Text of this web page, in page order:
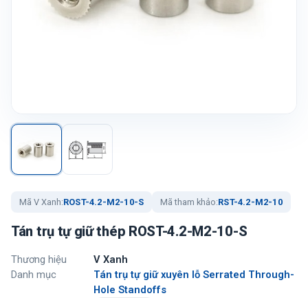
Mã V Xanh:ROST-4.2-M2-10-S Mã tham khảo:RST-4.2-M2-10
Tán trụ tự giữ thép ROST-4.2-M2-10-S
Thương hiệu
V Xanh
Danh mục
Tán trụ tự giữ xuyên lỗ Serrated Through-
Hole Standoffs